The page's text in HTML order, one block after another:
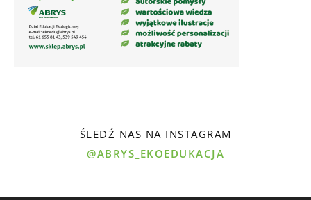
ŚLEDŹ NAS NA INSTAGRAM
@ABRYS_EKOEDUKACJA